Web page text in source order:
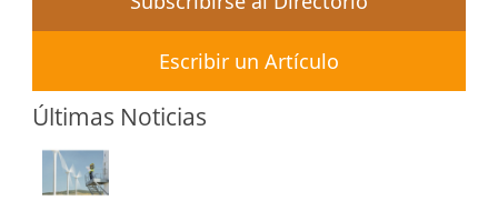
Escribir un Artículo
Últimas Noticias